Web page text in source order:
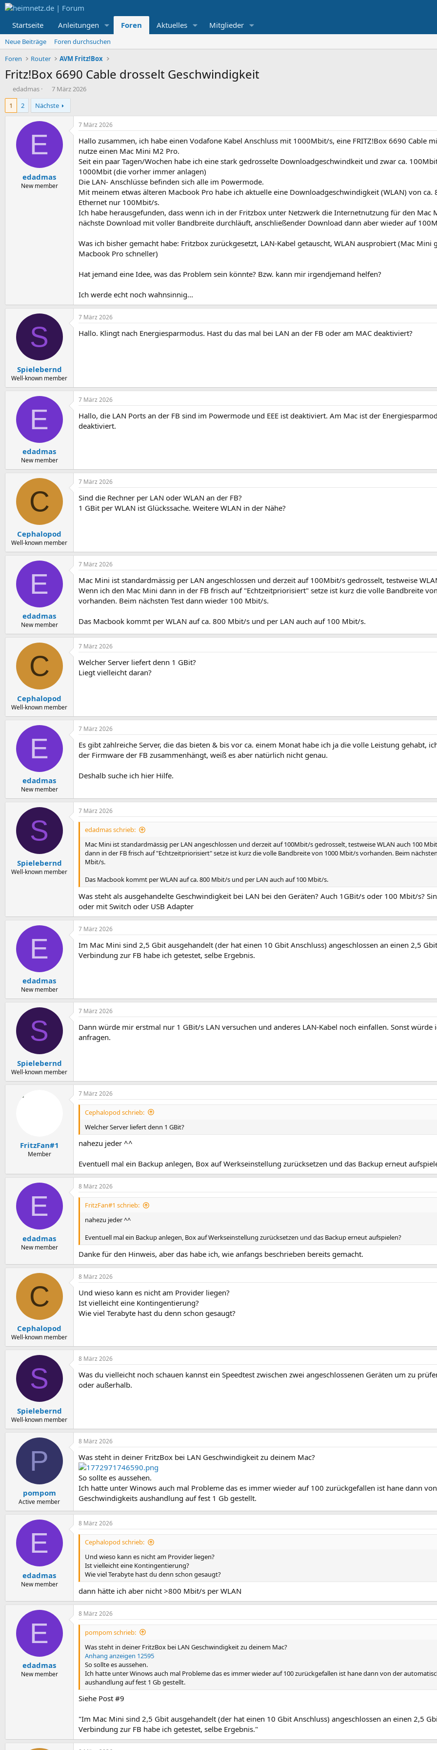
Startseite Anleitungen Foren Aktuelles Mitglieder
Neue Beiträge
Foren durchsuchen
Foren
Router AVM Fritz!Box
Fritz!Box 6690 Cable drosselt Geschwindigkeit
E
r
t
edadmas
E
r
s
t
e
m
7 März 2026
1
2 Nächste
E
edadmas
New member
7 März 2026
Hallo zusammen, ich habe einen Vodafone Kabel Anschluss mit 1000Mbit/s, eine FRITZ!Box 6690 Cable
nutze einen Mac Mini M2 Pro.
Seit ein paar Tagen/Wochen habe ich eine stark gedrosselte Downloadgeschwindkeit und zwar ca.
1000Mbit (die vorher immer anlagen)
Die LAN- Anschlüsse befinden sich alle im Powermode.
Mit meinem etwas älteren Macbook Pro habe ich aktuelle eine Downloadgeschwindigkeit (WLAN) von
Ethernet nur 100Mbit/s.
Ich habe herausgefunden, dass wenn ich in der Fritzbox unter Netzwerk die Internetnutzung für den Mac
nächste Download mit voller Bandbreite durchläuft, anschließender Download dann aber wieder auf
Was ich bisher gemacht habe: Fritzbox zurückgesetzt, LAN-Kabel getauscht, WLAN ausprobiert (Mac Mini
Macbook Pro schneller)
Hat jemand eine Idee, was das Problem sein könnte? Bzw. kann mir irgendjemand helfen?
Ich werde echt noch wahnsinnig...
S
Spielebernd
Well-known member
7 März 2026
Hallo. Klingt nach Energiesparmodus. Hast du das mal bei LAN an der FB oder am MAC deaktiviert?
E
edadmas
New member
7 März 2026
Hallo, die LAN Ports an der FB sind im Powermode und EEE ist deaktiviert. Am Mac ist der
deaktiviert.
C
Cephalopod
Well-known member
7 März 2026
Sind die Rechner per LAN oder WLAN an der FB?
1 GBit per WLAN ist Glückssache. Weitere WLAN in der Nähe?
E
edadmas
New member
7 März 2026
Mac Mini ist standardmässig per LAN angeschlossen und derzeit auf 100Mbit/s gedrosselt, testweise
Wenn ich den Mac Mini dann in der FB frisch auf "Echtzeitpriorisiert" setze ist kurz die volle Bandbreite
vorhanden. Beim nächsten Test dann wieder 100 Mbit/s.
Das Macbook kommt per WLAN auf ca. 800 Mbit/s und per LAN auch auf 100 Mbit/s.
C
Cephalopod
Well-known member
7 März 2026
Welcher Server liefert denn 1 GBit?
Liegt vielleicht daran?
E
edadmas
New member
7 März 2026
Es gibt zahlreiche Server, die das bieten & bis vor ca. einem Monat habe ich ja die volle Leistung gehabt,
der Firmware der FB zusammenhängt, weiß es aber natürlich nicht genau.
Deshalb suche ich hier Hilfe.
S
Spielebernd
Well-known member
7 März 2026
edadmas schrieb:
Mac Mini ist standardmässig per LAN angeschlossen und derzeit auf 100Mbit/s gedrosselt, testweise WLAN auch 100
dann in der FB frisch auf "Echtzeitpriorisiert" setze ist kurz die volle Bandbreite von 1000 Mbit/s vorhanden. Beim
Mbit/s.
Das Macbook kommt per WLAN auf ca. 800 Mbit/s und per LAN auch auf 100 Mbit/s.
Was steht als ausgehandelte Geschwindigkeit bei LAN bei den Geräten? Auch 1GBit/s oder 100 Mbit/s?
oder mit Switch oder USB Adapter
E
edadmas
New member
7 März 2026
Im Mac Mini sind 2,5 Gbit ausgehandelt (der hat einen 10 Gbit Anschluss) angeschlossen an einen 2,5
Verbindung zur FB habe ich getestet, selbe Ergebnis.
S
Spielebernd
Well-known member
7 März 2026
Dann würde mir erstmal nur 1 GBit/s LAN versuchen und anderes LAN-Kabel noch einfallen. Sonst würde
anfragen.
FritzFan#1
Member
7 März 2026
Cephalopod schrieb:
Welcher Server liefert denn 1 GBit?
nahezu jeder ^^
Eventuell mal ein Backup anlegen, Box auf Werkseinstellung zurücksetzen und das Backup erneut
E
edadmas
New member
8 März 2026
FritzFan#1 schrieb:
nahezu jeder ^^
Eventuell mal ein Backup anlegen, Box auf Werkseinstellung zurücksetzen und das Backup erneut aufspielen?
Danke für den Hinweis, aber das habe ich, wie anfangs beschrieben bereits gemacht.
C
Cephalopod
Well-known member
8 März 2026
Und wieso kann es nicht am Provider liegen?
Ist vielleicht eine Kontingentierung?
Wie viel Terabyte hast du denn schon gesaugt?
S
Spielebernd
Well-known member
8 März 2026
Was du vielleicht noch schauen kannst ein Speedtest zwischen zwei angeschlossenen Geräten um zu
oder außerhalb.
P
pompom
Active member
8 März 2026
Was steht in deiner FritzBox bei LAN Geschwindigkeit zu deinem Mac?
So sollte es aussehen.
Ich hatte unter Winows auch mal Probleme das es immer wieder auf 100 zurückgefallen ist hane dann
Geschwindigkeits aushandlung auf fest 1 Gb gestellt.
E
edadmas
New member
8 März 2026
Cephalopod schrieb:
Und wieso kann es nicht am Provider liegen?
Ist vielleicht eine Kontingentierung?
Wie viel Terabyte hast du denn schon gesaugt?
dann hätte ich aber nicht >800 Mbit/s per WLAN
E
edadmas
New member
8 März 2026
pompom schrieb:
Was steht in deiner FritzBox bei LAN Geschwindigkeit zu deinem Mac?
Anhang anzeigen 12595
So sollte es aussehen.
Ich hatte unter Winows auch mal Probleme das es immer wieder auf 100 zurückgefallen ist hane dann von der
aushandlung auf fest 1 Gb gestellt.
Siehe Post #9
"Im Mac Mini sind 2,5 Gbit ausgehandelt (der hat einen 10 Gbit Anschluss) angeschlossen an einen 2,5
Verbindung zur FB habe ich getestet, selbe Ergebnis."